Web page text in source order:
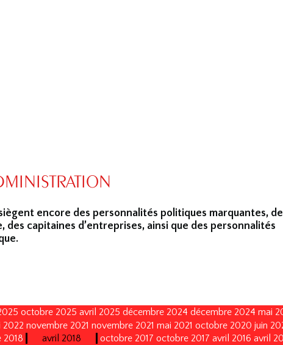
encore des personnalités politiques marquantes,
capitaines d’entreprises, ainsi que des personnalités
octobre 2025 avril 2025 décembre 2024 décembre 2024 mai
2022 novembre 2021 novembre 2021 mai 2021 octobre 2020 juin
2018 avril 2018 octobre 2017 octobre 2017 avril 2016 avril